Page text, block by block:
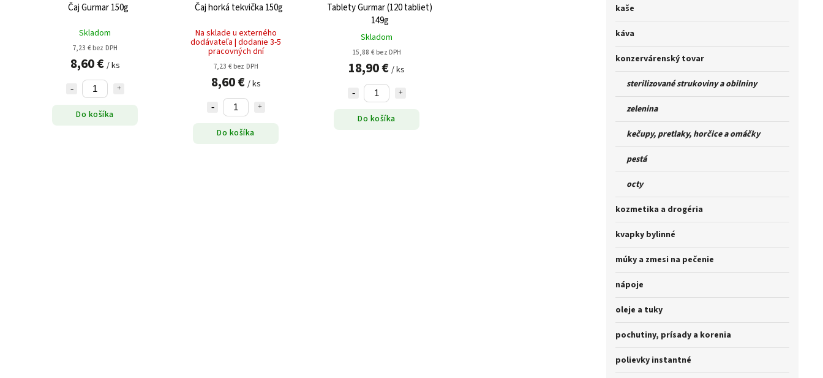
kaše
káva
konzervárenský tovar
sterilizované strukoviny a obilniny
zelenina
kečupy, pretlaky, horčice a omáčky
pestá
octy
kozmetika a drogéria
kvapky bylinné
múky a zmesi na pečenie
nápoje
oleje a tuky
pochutiny, prísady a korenia
polievky instantné
Čaj Gurmar 150g
Skladom
7,23 € bez DPH
8,60 € / ks
Do košíka
Čaj horká tekvička 150g
Na sklade u externého
dodávateľa | dodanie 3-5
pracovných dní
7,23 € bez DPH
8,60 € / ks
Do košíka
Tablety Gurmar (120 tabliet)
149g
Skladom
15,88 € bez DPH
18,90 € / ks
Do košíka